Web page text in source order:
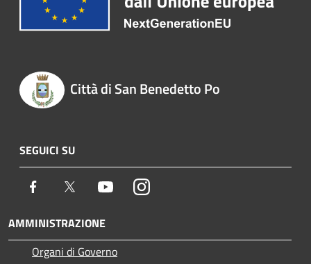
Città di San Benedetto Po
SEGUICI SU
Facebook Twitter YoutubeInstagram
AMMINISTRAZIONE
Organi di Governo